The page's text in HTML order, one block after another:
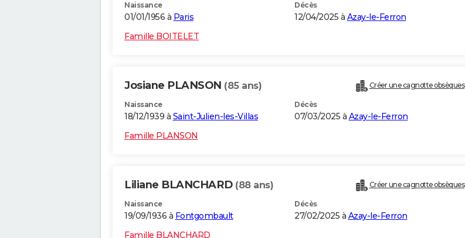
Naissance
01/01/1956 à Paris
Décès
12/04/2025 à Azay-le-Ferron
Famille BOITELET
Josiane PLANSON (85 ans) Créer une cagnotte obsèques
Naissance
18/12/1939 à Saint-Julien-les-Villas
Décès
07/03/2025 à Azay-le-Ferron
Famille PLANSON
Liliane BLANCHARD (88 ans) Créer une cagnotte obsèques
Naissance
19/09/1936 à Fontgombault
Décès
27/02/2025 à Azay-le-Ferron
Famille BLANCHARD